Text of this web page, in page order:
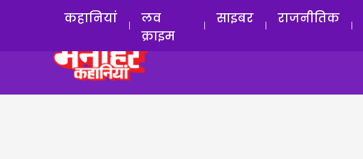
कहानियां
लव
क्राइम
साइबर राजनीतिक